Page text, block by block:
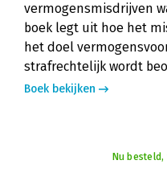
vermogensmisdrijven
boek legt uit hoe het
het doel
strafrechtelijk wordt
Boek bekijken
Nu